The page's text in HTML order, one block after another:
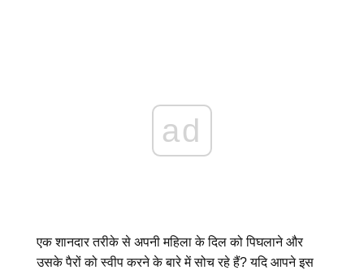
ad
एक शानदार तरीके से अपनी महिला के दिल को पिघलाने और
उसके पैरों को स्वीप करने के बारे में सोच रहे हैं? यदि आपने इस